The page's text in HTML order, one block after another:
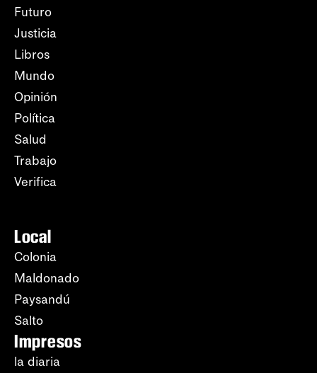
Futuro
Justicia
Libros
Mundo
Opinión
Política
Salud
Trabajo
Verifica
Local
Colonia
Maldonado
Paysandú
Salto
Impresos
la diaria